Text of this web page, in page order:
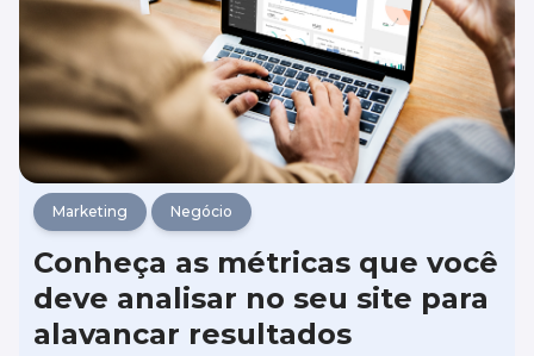
Marketing Negócio
Conheça as métricas que você
deve analisar no seu site para
alavancar resultados